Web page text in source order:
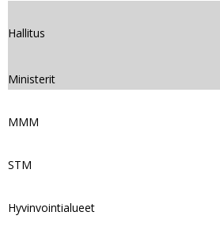
Hallitus
Ministerit
MMM
STM
Hyvinvointialueet